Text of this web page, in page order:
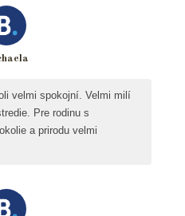
velmi spokojní. Velmi milí
Pre rodinu s
a prirodu velmi